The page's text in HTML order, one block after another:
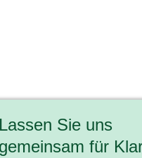
Lassen Sie uns
gemeinsam für